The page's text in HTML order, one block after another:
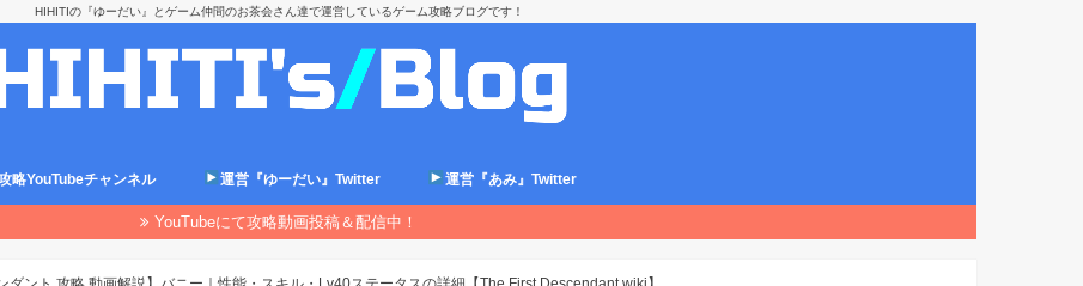
HIHITIの『ゆーだい』とゲーム仲間のお茶会さん達で運営しているゲーム攻略ブログです！
略YouTubeチャンネル 運営『ゆーだい』Twitter 運営『あみ』Twitter
YouTubeにて攻略動画投稿＆配信中！